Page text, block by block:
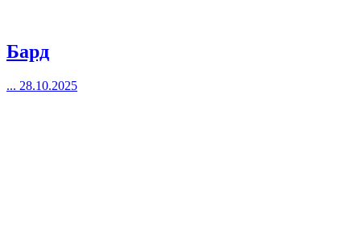
Бард
... 28.10.2025